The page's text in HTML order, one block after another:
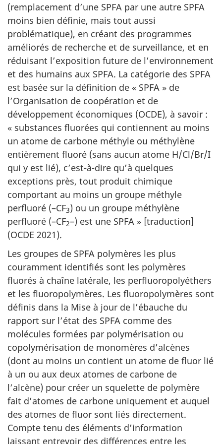
(remplacement d’une SPFA par une autre SPFA
moins bien définie, mais tout aussi
problématique), en créant des programmes
améliorés de recherche et de surveillance, et en
réduisant l’exposition future de l’environnement
et des humains aux SPFA. La catégorie des SPFA
est basée sur la définition de « SPFA » de
l’Organisation de coopération et de
développement économiques (OCDE), à savoir :
« substances fluorées qui contiennent au moins
un atome de carbone méthyle ou méthylène
entièrement fluoré (sans aucun atome H/Cl/Br/I
qui y est lié), c’est-à-dire qu’à quelques
exceptions près, tout produit chimique
comportant au moins un groupe méthyle
perfluoré (–CF3) ou un groupe méthylène
perfluoré (–CF2–) est une SPFA » [traduction]
(OCDE 2021).
Les groupes de SPFA polymères les plus
couramment identifiés sont les polymères
fluorés à chaîne latérale, les perfluoropolyéthers
et les fluoropolymères. Les fluoropolymères sont
définis dans la Mise à jour de l’ébauche du
rapport sur l’état des SPFA comme des
molécules formées par polymérisation ou
copolymérisation de monomères d’alcènes
(dont au moins un contient un atome de fluor lié
à un ou aux deux atomes de carbone de
l’alcène) pour créer un squelette de polymère
fait d’atomes de carbone uniquement et auquel
des atomes de fluor sont liés directement.
Compte tenu des éléments d’information
laissant entrevoir des différences entre les